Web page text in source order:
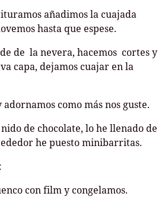
añadimos la cuajada
hasta que espese.
de la nevera, hacemos cortes y
capa, dejamos cuajar en la
como más nos guste.
de chocolate, lo he llenado de
he puesto minibarritas.
con film y congelamos.